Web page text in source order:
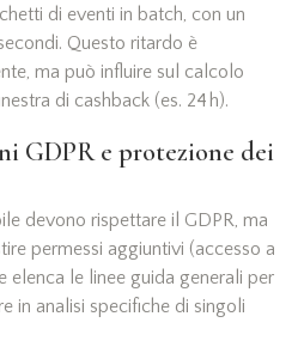
di eventi in batch, con un
Questo ritardo è
ma può influire sul calcolo
di cashback (es. 24 h).
GDPR e protezione dei
devono rispettare il GDPR, ma
permessi aggiuntivi (accesso a
elenca le linee guida generali per
in analisi specifiche di singoli